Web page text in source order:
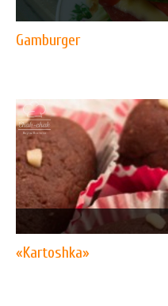
Gamburger
«Kartoshka»